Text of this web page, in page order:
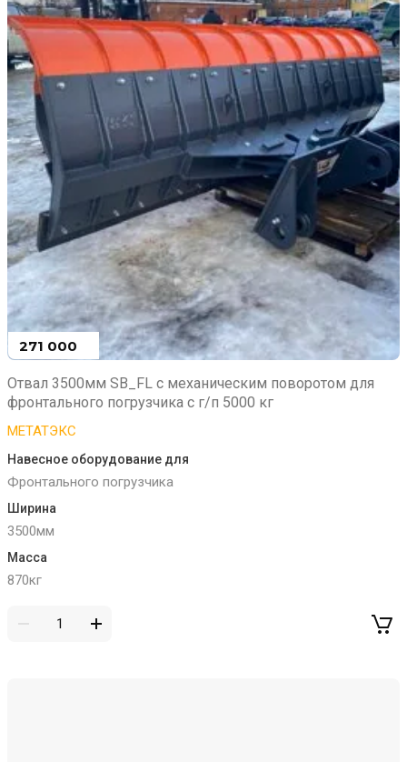
271 000
Отвал 3500мм SB_FL с механическим поворотом для
фронтального погрузчика с г/п 5000 кг
МЕТАТЭКС
Навесное оборудование для
Фронтального погрузчика
Ширина
3500мм
Масса
870кг